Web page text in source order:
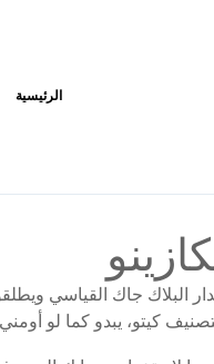
الرئيسية
جاك القياسي
كيتو، يبدو كما لو